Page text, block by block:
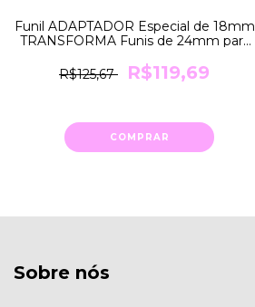
Funil ADAPTADOR Especial de 18mm
TRANSFORMA Funis de 24mm para
R$125,67
R$119,69
COMPRAR
Sobre nós